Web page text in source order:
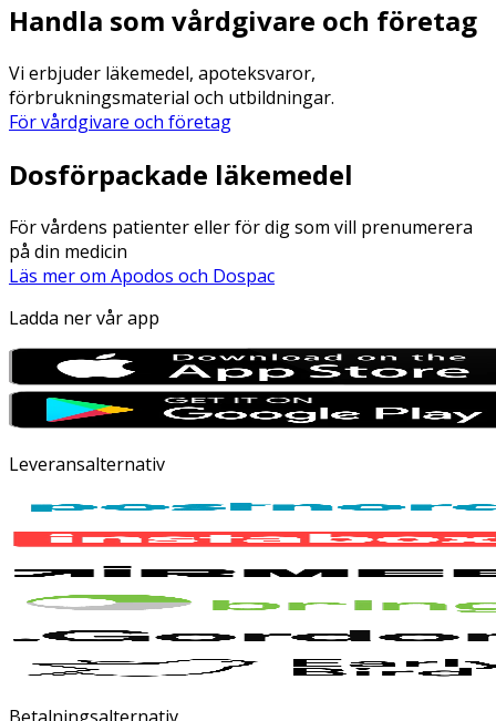
Handla som vårdgivare och företag
Vi erbjuder läkemedel, apoteksvaror,
förbrukningsmaterial och utbildningar.
För vårdgivare och företag
Dosförpackade läkemedel
För vårdens patienter eller för dig som vill prenumerera
på din medicin
Läs mer om Apodos och Dospac
Ladda ner vår app
Leveransalternativ
Betalningsalternativ